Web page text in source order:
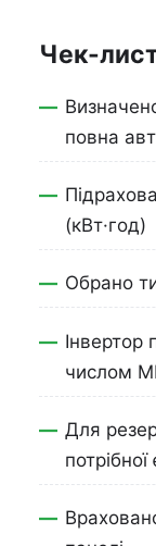
Чек-
повна
(кВт·год)
Обрано
Інвертор
числом
Для
потрібної